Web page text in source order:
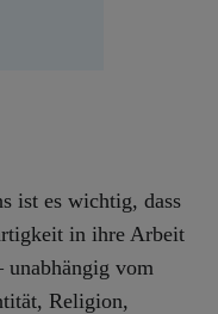
ist es wichtig, dass
in ihre Arbeit
unabhängig vom
Religion,